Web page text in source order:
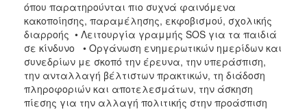
όπου παρατηρούνται πιο συχνά φαινόμενα
κακοποίησης, παραμέλησης, εκφοβισμού, σχολικής
διαρροής • Λειτουργία γραμμής SOS για τα παιδιά
σε κίνδυνο • Οργάνωση ενημερωτικών ημερίδων και
συνεδρίων με σκοπό την έρευνα, την υπεράσπιση,
την ανταλλαγή βέλτιστων πρακτικών, τη διάδοση
πληροφοριών και αποτελεσμάτων, την άσκηση
πίεσης για την αλλαγή πολιτικής στην προάσπιση